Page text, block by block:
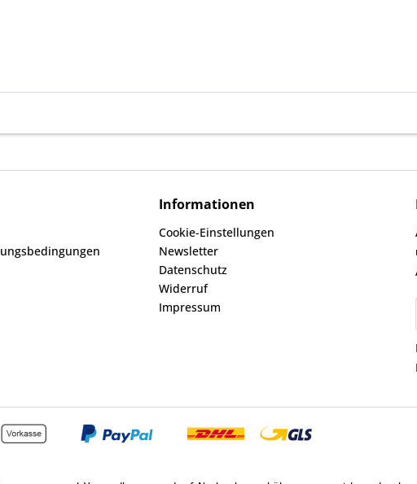
Informationen
Cookie-Einstellungen
Newsletter
Datenschutz
Widerruf
Impressum